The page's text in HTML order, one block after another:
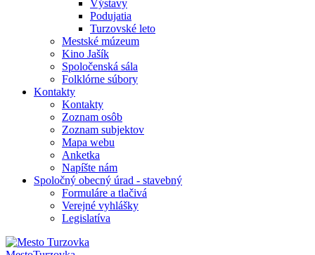
Výstavy
Podujatia
Turzovské leto
Mestské múzeum
Kino Jašík
Spoločenská sála
Folklórne súbory
Kontakty
Kontakty
Zoznam osôb
Zoznam subjektov
Mapa webu
Anketka
Napíšte nám
Spoločný obecný úrad - stavebný
Formuláre a tlačivá
Verejné vyhlášky
Legislatíva